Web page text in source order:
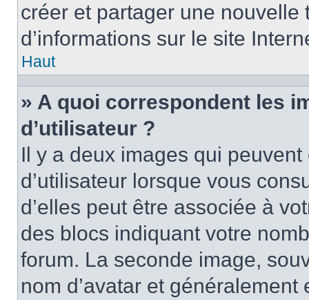
créer et partager une
d’informations sur le site
Haut
» A quoi correspondent les
d’utilisateur ?
Il y a deux images qui
d’utilisateur lorsque vous
d’elles peut être associée à
des blocs indiquant votre
forum. La seconde image,
nom d’avatar et